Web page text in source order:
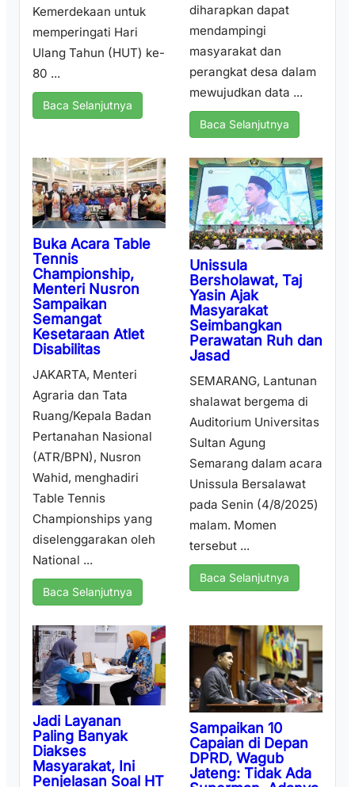
Kemerdekaan untuk
memperingati Hari
Ulang Tahun (HUT) ke-
80 ...
Baca Selanjutnya
diharapkan dapat
mendampingi
masyarakat dan
perangkat desa dalam
mewujudkan data ...
Baca Selanjutnya
Buka Acara Table
Tennis
Championship,
Menteri Nusron
Sampaikan
Semangat
Kesetaraan Atlet
Disabilitas
JAKARTA, Menteri
Agraria dan Tata
Ruang/Kepala Badan
Pertanahan Nasional
(ATR/BPN), Nusron
Wahid, menghadiri
Table Tennis
Championships yang
diselenggarakan oleh
National ...
Baca Selanjutnya
Unissula
Bersholawat, Taj
Yasin Ajak
Masyarakat
Seimbangkan
Perawatan Ruh dan
Jasad
SEMARANG, Lantunan
shalawat bergema di
Auditorium Universitas
Sultan Agung
Semarang dalam acara
Unissula Bersalawat
pada Senin (4/8/2025)
malam. Momen
tersebut ...
Baca Selanjutnya
Jadi Layanan
Paling Banyak
Diakses
Masyarakat, Ini
Penjelasan Soal HT
Sampaikan 10
Capaian di Depan
DPRD, Wagub
Jateng: Tidak Ada